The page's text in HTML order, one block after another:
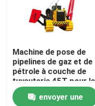
Maison
Machine de pose de
pipelines de gaz et de
pétrole à couche de
tuyauterie 45T pour la
construction de
pipelinesenvoyer une